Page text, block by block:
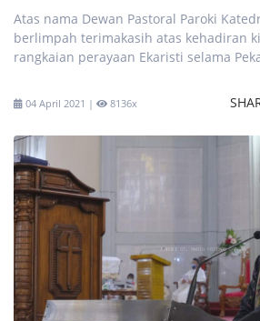
Atas nama Dewan Pastoral Paroki
berlimpah terimakasih atas kehadiran
rangkaian perayaan Ekaristi selama
04 April 2021 | 8136x